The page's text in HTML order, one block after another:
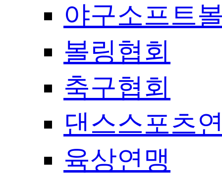
야구소프트
볼링협회
축구협회
댄스스포츠
육상연맹